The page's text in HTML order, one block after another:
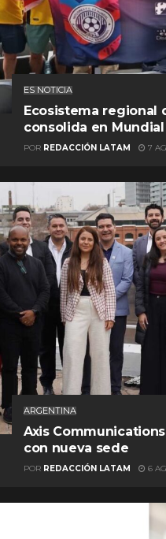
ES NOTICIA
Ecosistema regional
consolida en Mundial
POR REDACCIÓN LATAM 7
ARGENTINA
Axis
con nueva sede
POR REDACCIÓN LATAM 6